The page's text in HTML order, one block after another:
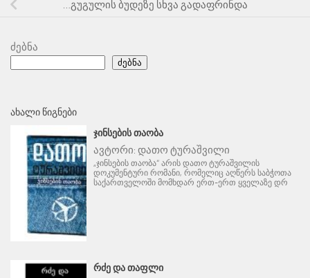
…გუგულის ბუდეზე სხვა გადაფრინდა
ძებნა
ძებნა
ᲐᲮᲐᲚᲘ ᲬᲘᲒᲜᲔᲑᲘ
ᲯᲘᲜᲡᲔᲑᲘᲡ ᲗᲐᲝᲑᲐ
ავტორი: დათო ტურაშვილი
„ჯინსების თაობა“ არის დათო ტურაშვილის
დოკუმენტური რომანი, რომელიც აღწერს საბჭოთა
საქართველოში მომხდარ ერთ-ერთ ყველაზე დრ
ᲠᲫᲔ ᲓᲐ ᲗᲐᲤᲚᲘ